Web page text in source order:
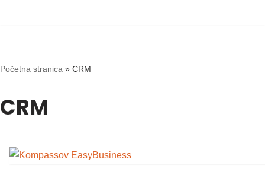
content
Početna stranica » CRM
CRM